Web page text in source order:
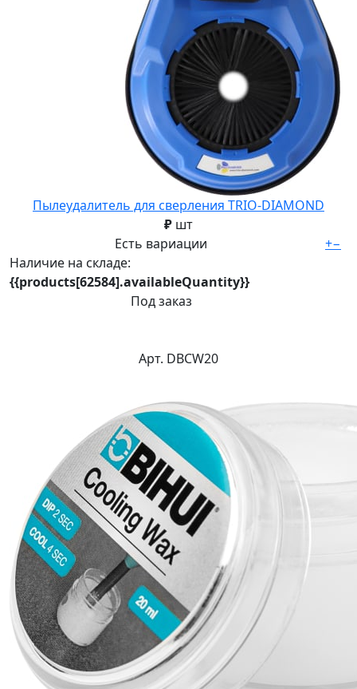
Пылеудалитель для сверления TRIO-DIAMOND
₽ шт
Есть вариации
Наличие на складе:
{{products[62584].availableQuantity}}
Под заказ
+−
Арт. DBCW20